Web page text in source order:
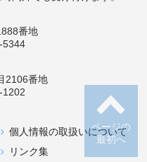
ページの
最初へ
番地
5344
2106番地
1202
個人情報の取扱いについて
リンク集